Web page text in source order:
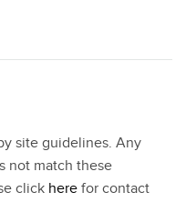
site guidelines. Any
not match these
click here for contact